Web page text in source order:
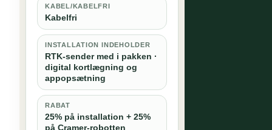
KABEL/KABELFRI
Kabelfri
INSTALLATION INDEHOLDER
RTK-sender med i pakken ·
digital kortlægning og
appopsætning
RABAT
25% på installation + 25%
på Cramer-robotten